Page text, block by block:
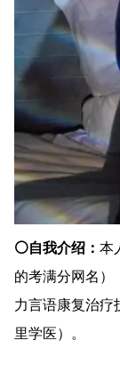
⚪自我介绍： 本
的考满分网名）
力言语康复治疗
里学医）。